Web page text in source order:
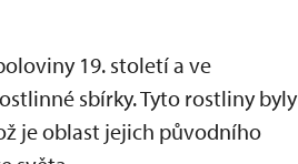
19. století a ve
sbírky. Tyto rostliny byly
je oblast jejich původního